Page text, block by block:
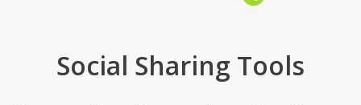
Social Sharing Tools